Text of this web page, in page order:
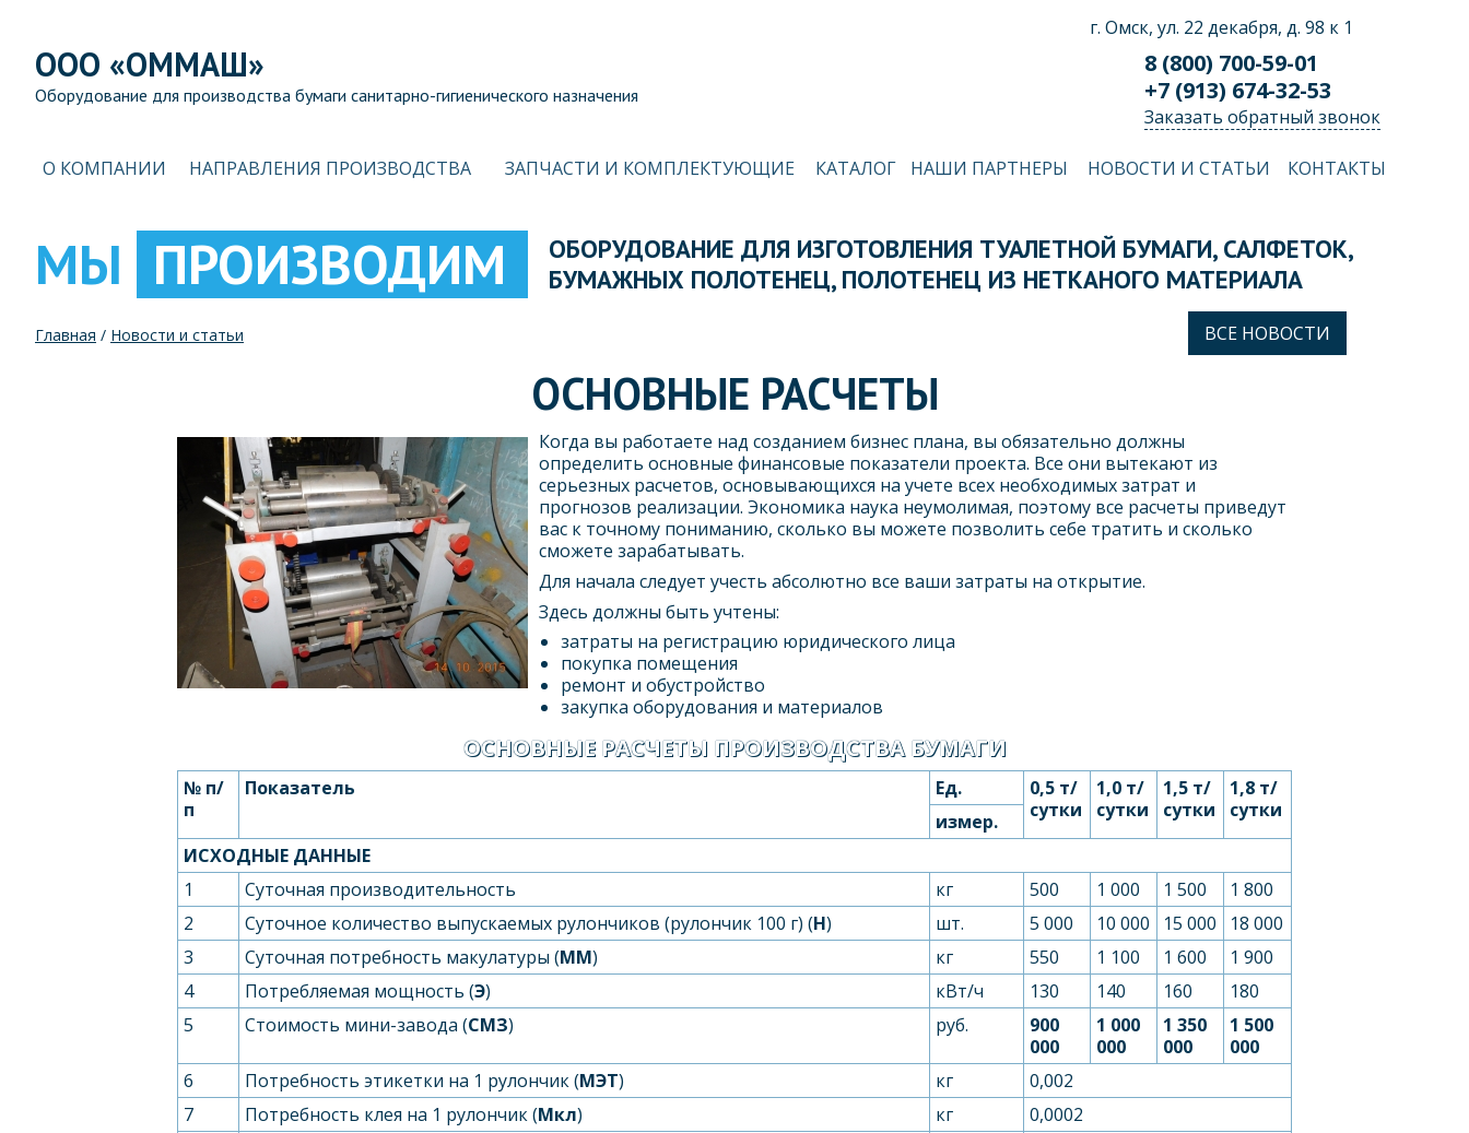
г. Омск, ул. 22 декабря, д. 98 к 1
8 (800) 700-59-01
+7 (913) 674-32-53
Заказать обратный звонок
ООО «ОММАШ»
Оборудование для производства бумаги санитарно-гигиенического назначения
О КОМПАНИИ НАПРАВЛЕНИЯ ПРОИЗВОДСТВА ЗАПЧАСТИ И КОМПЛЕКТУЮЩИЕ КАТАЛОГ НАШИ ПАРТНЕРЫ НОВОСТИ И СТАТЬИ КОНТАКТЫ
МЫ ПРОИЗВОДИМ
ОБОРУДОВАНИЕ ДЛЯ ИЗГОТОВЛЕНИЯ ТУАЛЕТНОЙ БУМАГИ, САЛФЕТОК,
БУМАЖНЫХ ПОЛОТЕНЕЦ, ПОЛОТЕНЕЦ ИЗ НЕТКАНОГО МАТЕРИАЛА
Главная / Новости и статьи ВСЕ НОВОСТИ
ОСНОВНЫЕ РАСЧЕТЫ
Когда вы работаете над созданием бизнес плана, вы обязательно должны
определить основные финансовые показатели проекта. Все они вытекают из
серьезных расчетов, основывающихся на учете всех необходимых затрат и
прогнозов реализации. Экономика наука неумолимая, поэтому все расчеты приведут
вас к точному пониманию, сколько вы можете позволить себе тратить и сколько
сможете зарабатывать.
Для начала следует учесть абсолютно все ваши затраты на открытие.
Здесь должны быть учтены:
затраты на регистрацию юридического лица
покупка помещения
ремонт и обустройство
закупка оборудования и материалов
ОСНОВНЫЕ РАСЧЕТЫ ПРОИЗВОДСТВА БУМАГИ
№ п/
п
Показатель Ед.
0,5 т/
сутки
1,0 т/
сутки
1,5 т/
сутки
1,8 т/
сутки
измер.
ИСХОДНЫЕ ДАННЫЕ
1
Суточная производительность кг 500 1 000 1 500
1 800
2
Суточное количество выпускаемых рулончиков (рулончик 100 г) (Н) шт. 5 000 10 000 15 000
18 000
3
Суточная потребность макулатуры (ММ) кг 550 1 100 1 600
1 900
4
Потребляемая мощность (Э) кВт/ч 130 140 160
180
5
Стоимость мини-завода (СМЗ) руб.
900
000
1 000
000
1 350
000
1 500
000
6
Потребность этикетки на 1 рулончик (МЭТ) кг
0,002
7
Потребность клея на 1 рулончик (Мкл) кг
0,0002